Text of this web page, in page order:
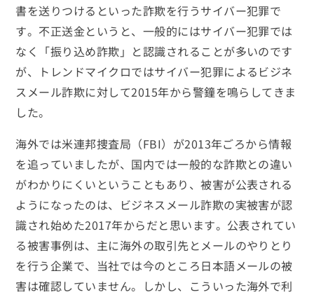
書を送りつけるといった詐欺を行うサイバー犯罪で
す。不正送金というと、一般的にはサイバー犯罪では
なく「振り込め詐欺」と認識されることが多いのです
が、トレンドマイクロではサイバー犯罪によるビジネ
スメール詐欺に対して2015年から警鐘を鳴らしてきま
した。
海外では米連邦捜査局（FBI）が2013年ごろから情報
を追っていましたが、国内では一般的な詐欺との違い
がわかりにくいということもあり、被害が公表される
ようになったのは、ビジネスメール詐欺の実被害が認
識され始めた2017年からだと思います。公表されてい
る被害事例は、主に海外の取引先とメールのやりとり
を行う企業で、当社では今のところ日本語メールの被
害は確認していません。しかし、こういった海外で利